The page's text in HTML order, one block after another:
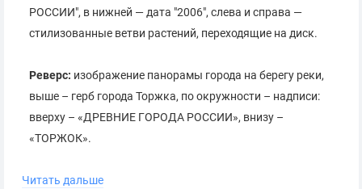
РОССИИ", в нижней — дата "2006", слева и справа —
стилизованные ветви растений, переходящие на диск.
Реверс: изображение панорамы города на берегу реки,
выше – герб города Торжка, по окружности – надписи:
вверху – «ДРЕВНИЕ ГОРОДА РОССИИ», внизу –
«ТОРЖОК».
Гурт:300 рифлений и повторяющаяся дважды
Читать дальше